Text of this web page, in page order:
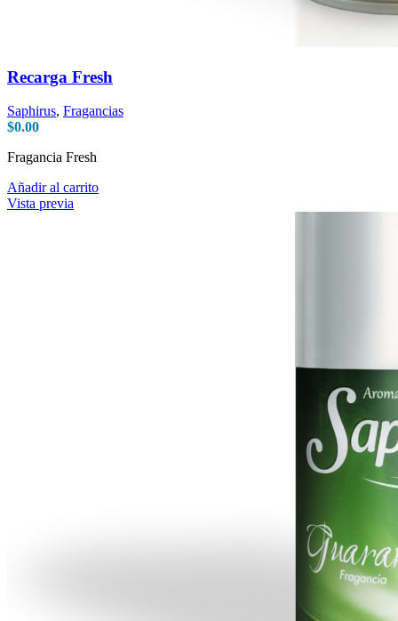
Recarga Fresh
Saphirus, Fragancias
$0.00
Fragancia Fresh
Añadir al carrito
Vista previa